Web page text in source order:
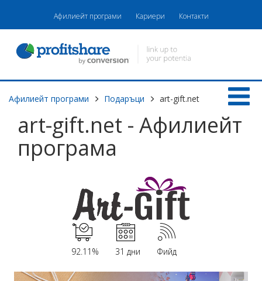
Афилиейт програми Кариери Контакти
Афилиейт програми Подаръци art-gift.net
art-gift.net - Афилиейт
програма
92.11% 31 дни Фийд